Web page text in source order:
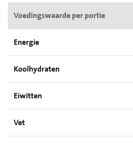
Voedingswaarde per portie
Energie
Koolhydraten
Eiwitten
Vet